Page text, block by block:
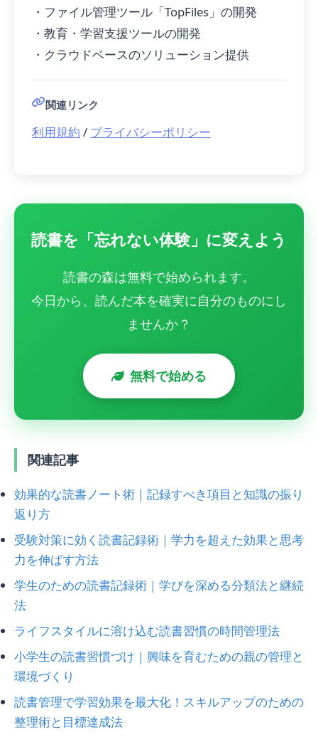
・ファイル管理ツール「TopFiles」の開発
・教育・学習支援ツールの開発
・クラウドベースのソリューション提供
関連リンク
利用規約 / プライバシーポリシー
読書を「忘れない体験」に変えよう
読書の森は無料で始められます。
今日から、読んだ本を確実に自分のものにし
ませんか？
無料で始める
関連記事
効果的な読書ノート術｜記録すべき項目と知識の振り
返り方
受験対策に効く読書記録術｜学力を超えた効果と思考
力を伸ばす方法
学生のための読書記録術｜学びを深める分類法と継続
法
ライフスタイルに溶け込む読書習慣の時間管理法
小学生の読書習慣づけ｜興味を育むための親の管理と
環境づくり
読書管理で学習効果を最大化！スキルアップのための
整理術と目標達成法